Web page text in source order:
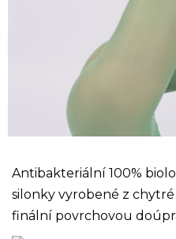
Antibakteriální 100%
silonky vyrobené z chytré
finální povrchovou